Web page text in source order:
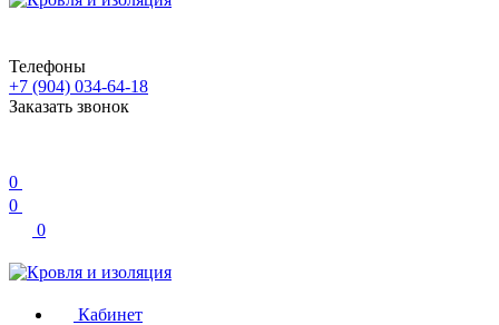
Телефоны
+7 (904) 034-64-18
Заказать звонок
0
0
0
Кабинет